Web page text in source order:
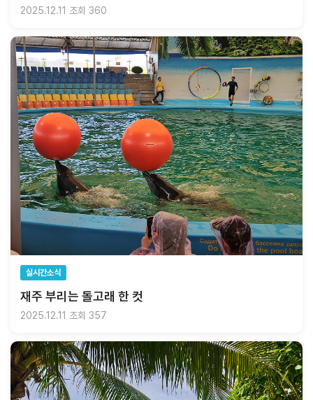
2025.12.11 조회 360
실시간소식
재주 부리는 돌고래 한 컷
2025.12.11 조회 357